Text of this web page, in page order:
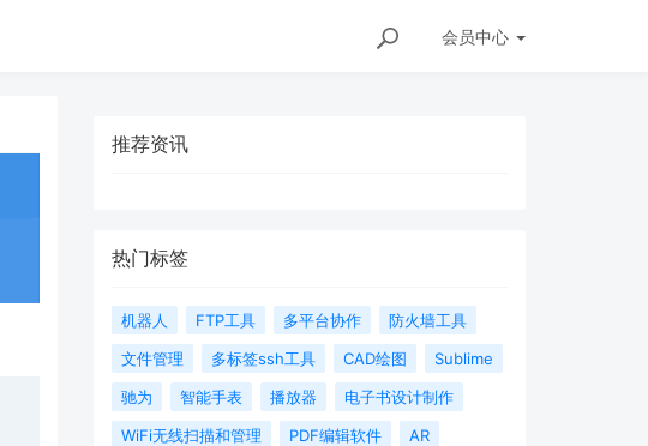
会员中心
推荐资讯
热门标签
机器人 FTP工具 多平台协作
防火墙工具
文件管理
多标签ssh工具 CAD绘图
Sublime
驰为
智能手表 播放器
电子书设计制作
WiFi无线扫描和管理
PDF编辑软件
AR